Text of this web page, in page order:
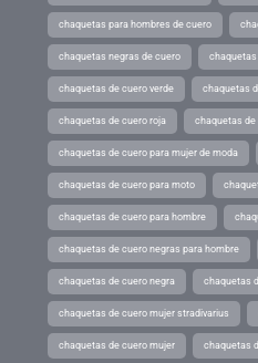
chaquetas para hombres de cuero
chaquetas negras de cuero chaquetas
chaquetas de cuero verde chaquetas
chaquetas de cuero roja chaquetas de
chaquetas de cuero para mujer de moda
chaquetas de cuero para moto
chaquetas de cuero para hombre
chaquetas de cuero negras para hombre
chaquetas de cuero negra chaquetas
chaquetas de cuero mujer stradivarius
chaquetas de cuero mujer chaquetas